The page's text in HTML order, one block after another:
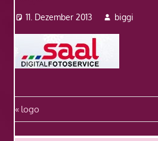
11. Dezember 2013 biggi
Beitragsnavigation
Vorheriger
Beitrag:
logo